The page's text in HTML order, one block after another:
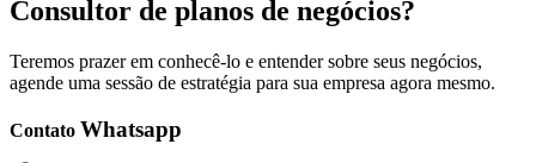
Consultor de planos de negócios?
Teremos prazer em conhecê-lo e entender sobre seus negócios,
agende uma sessão de estratégia para sua empresa agora mesmo.
Contato Whatsapp